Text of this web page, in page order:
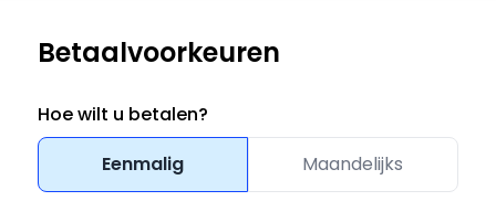
Betaalvoorkeuren
Hoe wilt u betalen?
Eenmalig
Maandelijks